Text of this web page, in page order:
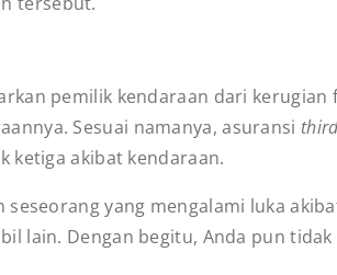
pemilik kendaraan dari kerugian
Sesuai namanya, asuransi
ketiga akibat kendaraan.
yang mengalami luka
lain. Dengan begitu, Anda pun